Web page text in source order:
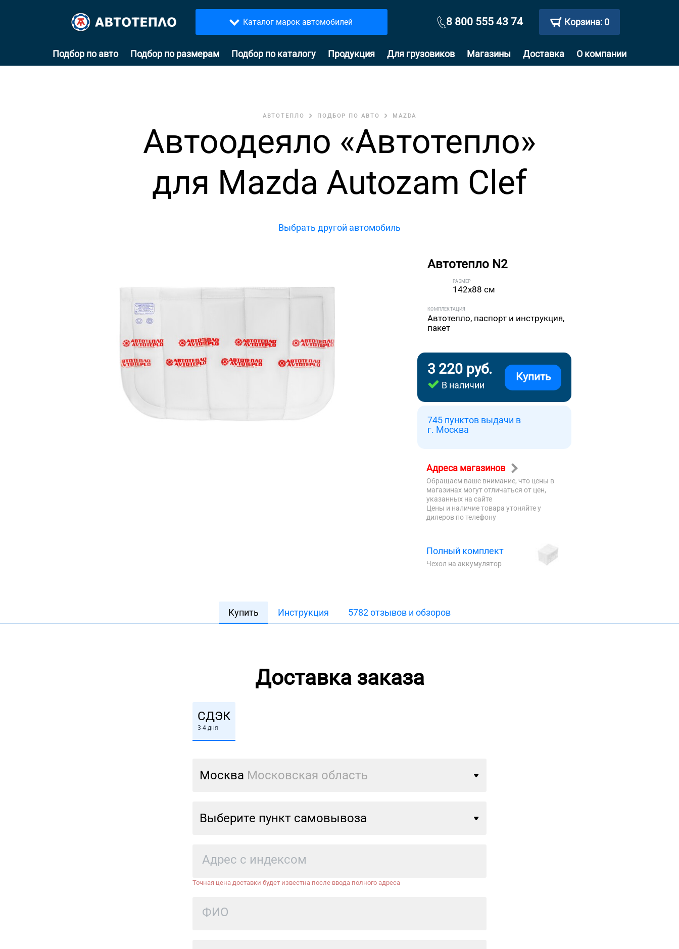
Каталог марок автомобилей 8 800 555 43 74 Корзина: 0
Подбор по авто Подбор по размерам Подбор по каталогу Продукция Для грузовиков Магазины Доставка О компании
АВТОТЕПЛО ПОДБОР ПО АВТО MAZDA
Автоодеяло «Автотепло»
для Mazda Autozam Clef
Выбрать другой автомобиль
Автотепло N2
РАЗМЕР
142x88 см
КОМПЛЕКТАЦИЯ
Автотепло, паспорт и инструкция,
пакет
3 220 руб.
В наличии
Купить
745 пунктов выдачи в
г. Москва
Адреса магазинов
Обращаем ваше внимание, что цены в
магазинах могут отличаться от цен,
указанных на сайте
Цены и наличие товара утоняйте у
дилеров по телефону
Полный комплект
Чехол на аккумулятор
Купить Инструкция 5782 отзывов и обзоров
Доставка заказа
СДЭК
3-4 дня
Москва Московская область
Выберите пункт самовывоза
Точная цена доставки будет известна после ввода полного адреса